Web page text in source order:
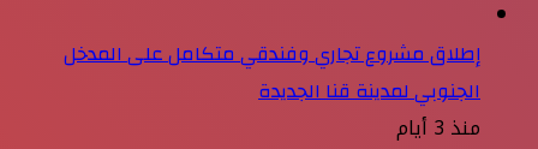
إطلاق مشروع تجاري وفندقي متكامل على المدخل
الجنوبي لمدينة قنا الجديدة
منذ 3 أيام